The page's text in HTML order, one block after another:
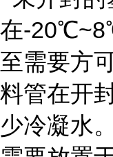
在-
至需要方
料管在开
少冷凝水